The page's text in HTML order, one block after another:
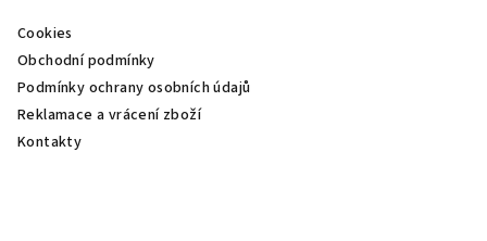
Cookies
Obchodní podmínky
Podmínky ochrany osobních údajů
Reklamace a vrácení zboží
Kontakty